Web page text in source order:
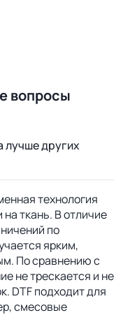
вопросы
лучше других
технология
ткань. В отличие
по
ярким,
По сравнению с
не трескается и не
DTF подходит для
смесовые